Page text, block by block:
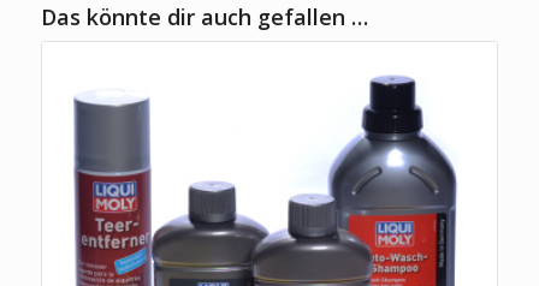
Das könnte dir auch gefallen …